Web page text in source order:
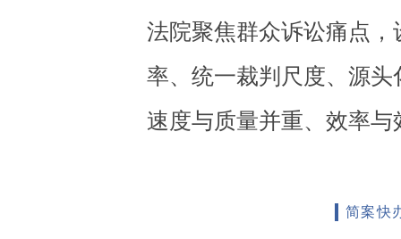
法院聚焦群众诉讼痛点
率、统一裁判尺度、源
速度与质量并重、效率与
简案快